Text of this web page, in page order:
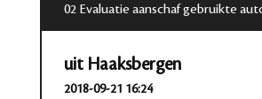
02 Evaluatie aanschaf gebruikte
uit Haaksbergen
2018-09-21 16:24